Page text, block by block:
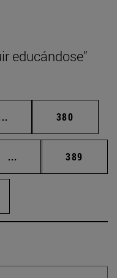
educándose”
Páginas intermedias
Página
380
... Páginas intermedias
Página
389